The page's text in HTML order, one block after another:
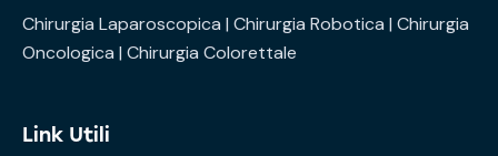
Chirurgia Laparoscopica | Chirurgia Robotica | Chirurgia
Oncologica | Chirurgia Colorettale
Link Utili